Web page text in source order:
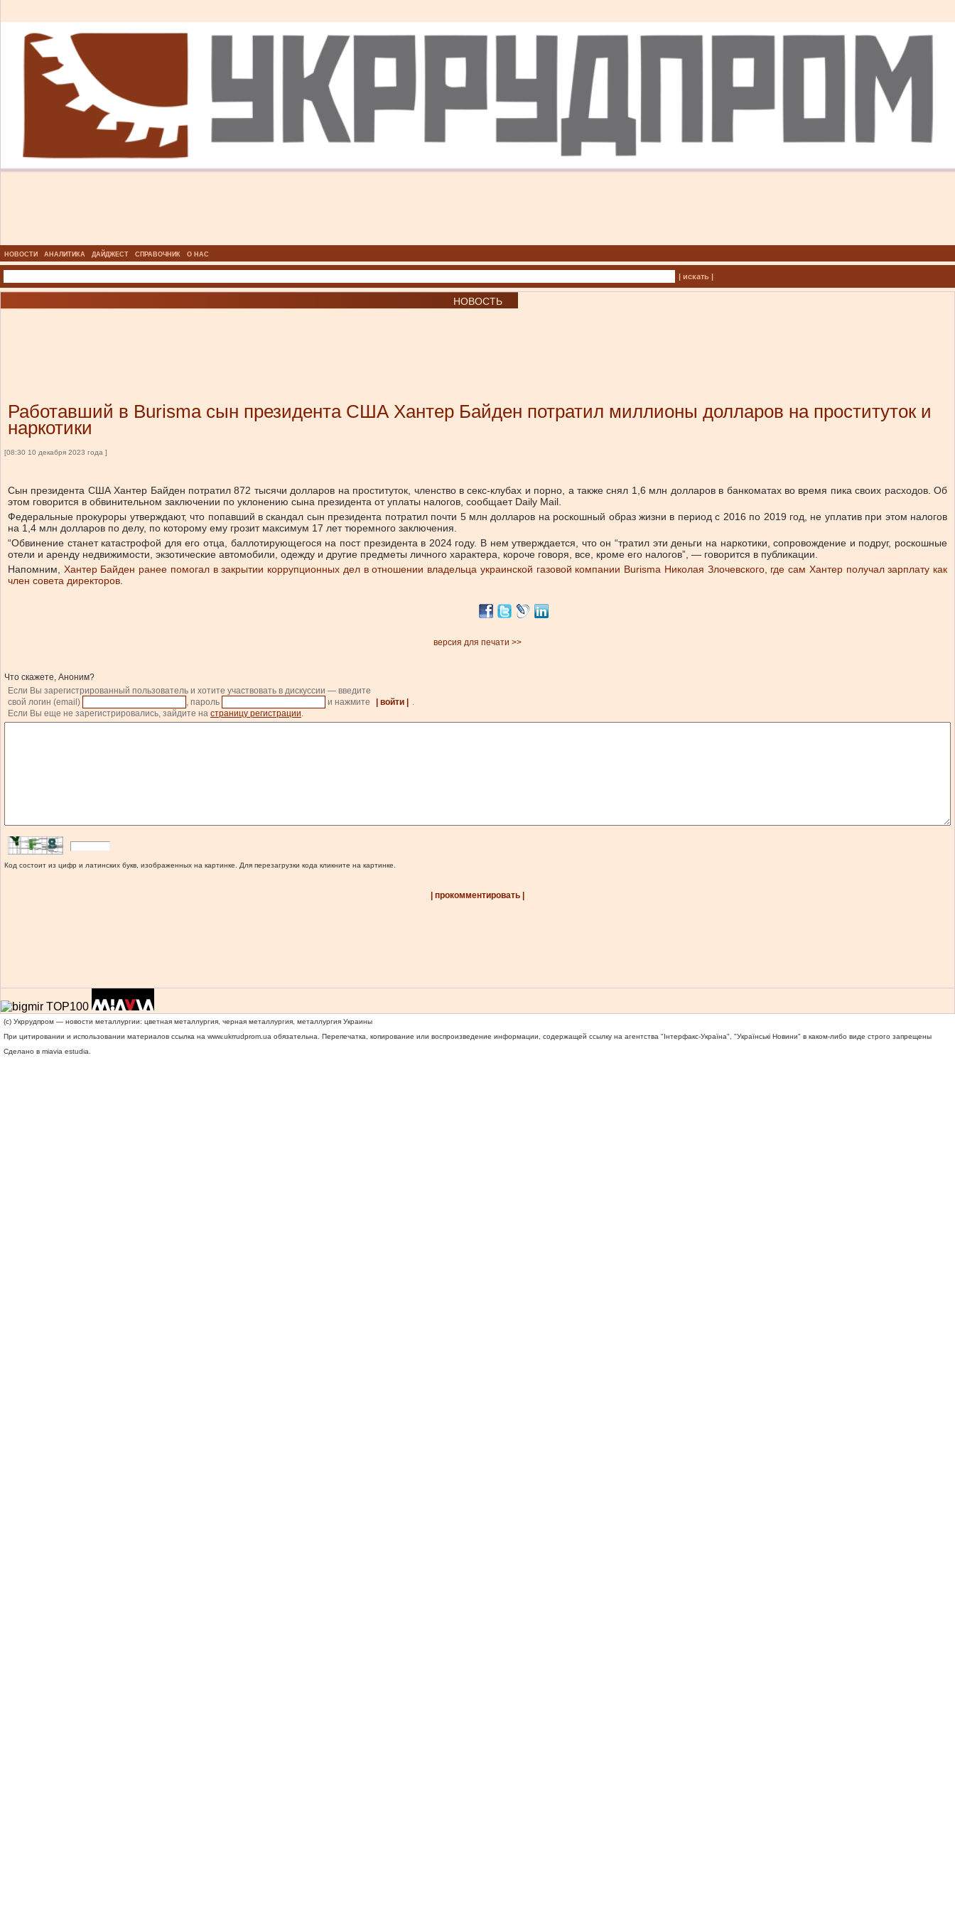
НОВОСТИ АНАЛИТИКА ДАЙДЖЕСТ СПРАВОЧНИК О НАС
| искать |
НОВОСТЬ
Работавший в Burisma сын президента США Хантер Байден потратил миллионы долларов на проституток и
наркотики
[08:30 10 декабря 2023 года ]
Сын президента США Хантер Байден потратил 872 тысячи долларов на проституток, членство в секс-клубах и порно, а также снял 1,6 млн долларов в банкоматах во время пика своих расходов. Об
этом говорится в обвинительном заключении по уклонению сына президента от уплаты налогов, сообщает Daily Mail.
Федеральные прокуроры утверждают, что попавший в скандал сын президента потратил почти 5 млн долларов на роскошный образ жизни в период с 2016 по 2019 год, не уплатив при этом налогов
на 1,4 млн долларов по делу, по которому ему грозит максимум 17 лет тюремного заключения.
“Обвинение станет катастрофой для его отца, баллотирующегося на пост президента в 2024 году. В нем утверждается, что он “тратил эти деньги на наркотики, сопровождение и подруг, роскошные
отели и аренду недвижимости, экзотические автомобили, одежду и другие предметы личного характера, короче говоря, все, кроме его налогов”, — говорится в публикации.
Напомним, Хантер Байден ранее помогал в закрытии коррупционных дел в отношении владельца украинской газовой компании Burisma Николая Злочевского, где сам Хантер получал зарплату как
член совета директоров
версия для печати >>
Что скажете, Аноним?
Если Вы зарегистрированный пользователь и хотите участвовать в дискуссии — введите
свой логин (email)
, пароль и нажмите | войти |
.
Если Вы еще не зарегистрировались, зайдите на страницу регистрации.
Код состоит из цифр и латинских букв, изображенных на картинке. Для перезагрузки кода кликните на картинке.
| прокомментировать |
(c) Укррудпром — новости металлургии: цветная металлургия, черная металлургия, металлургия Украины
При цитировании и использовании материалов ссылка на www.ukrrudprom.ua обязательна. Перепечатка, копирование или воспроизведение информации, содержащей ссылку на агентства "Iнтерфакс-Україна", "Українськi Новини" в каком-либо виде строго запрещены
Сделано в miavia estudia.